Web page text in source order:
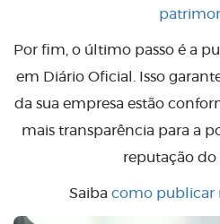
Por fim, o último passo é a
em Diário Oficial. Isso
da sua empresa estão
mais transparência para a
reputação do
Saiba como publicar